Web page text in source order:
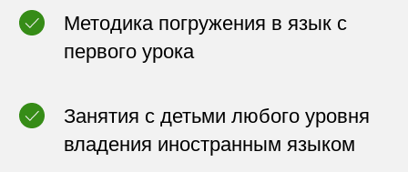
Методика погружения в язык с
первого урока
Занятия с детьми любого уровня
владения иностранным языком